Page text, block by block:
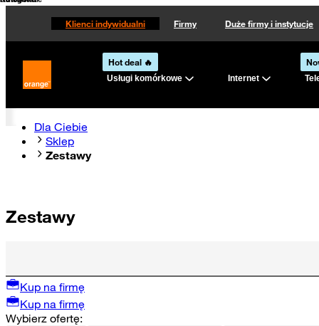
Klienci indywidualni Firmy Duże firmy i instytucje
Strona główna Orange.pl
Hot deal 🔥
Usługi komórkowe Internet
Dla Ciebie
Sklep
Zestawy
Zestawy
Kategoria
Kup na firmę
Kup na firmę
Wybierz ofertę:
Kategoria
Sortowanie